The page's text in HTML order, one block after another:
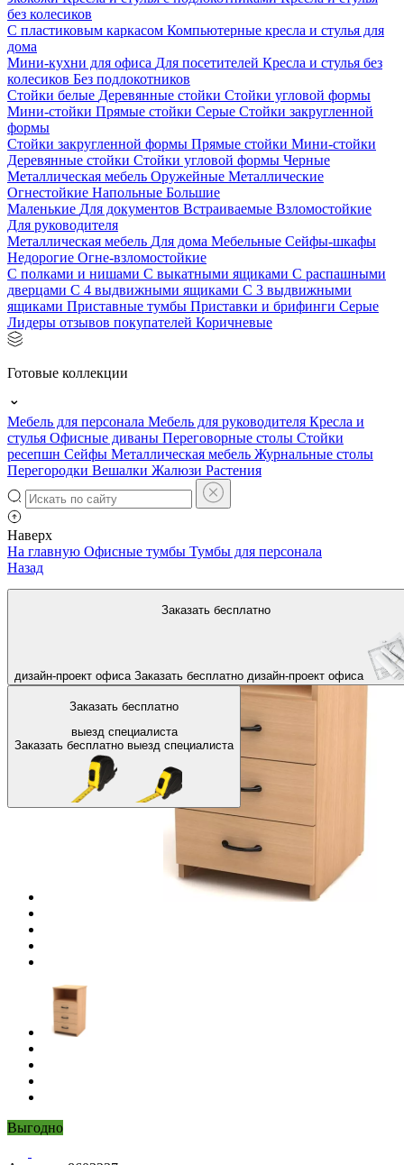
без колесиков
С пластиковым каркасом Компьютерные кресла и стулья для
дома
Мини-кухни для офиса Для посетителей Кресла и стулья без
колесиков Без подлокотников
Стойки белые Деревянные стойки Стойки угловой формы
Мини-стойки Прямые стойки Серые Стойки закругленной
формы
Стойки закругленной формы Прямые стойки Мини-стойки
Деревянные стойки Стойки угловой формы Черные
Металлическая мебель Оружейные Металлические
Огнестойкие Напольные Большие
Маленькие Для документов Встраиваемые Взломостойкие
Для руководителя
Металлическая мебель Для дома Мебельные Сейфы-шкафы
Недорогие Огне-взломостойкие
С полками и нишами С выкатными ящиками С распашными
дверцами С 4 выдвижными ящиками С 3 выдвижными
ящиками Приставные тумбы Приставки и брифинги Серые
Лидеры отзывов покупателей Коричневые
Готовые коллекции
Мебель для персонала Мебель для руководителя Кресла и
стулья Офисные диваны Переговорные столы Стойки
ресепшн Сейфы Металлическая мебель Журнальные столы
Перегородки Вешалки Жалюзи Растения
Наверх
Заказать бесплатно
дизайн-проект офиса Заказать бесплатно дизайн-проект офиса
Заказать бесплатно
выезд специалиста
Заказать бесплатно выезд специалиста
На главную Офисные тумбы Тумбы для персонала
Назад
Выгодно